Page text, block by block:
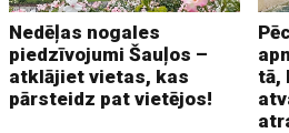
Nedēļas nogales
piedzīvojumi Šauļos –
atklājiet vietas, kas
pārsteidz pat vietējos!
tā,